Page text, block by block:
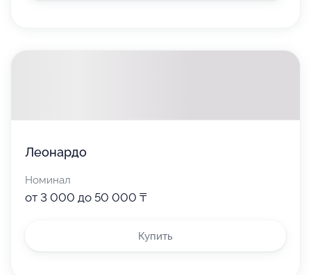
Леонардо
Номинал
от 3 000 до 50 000 ₸
Купить